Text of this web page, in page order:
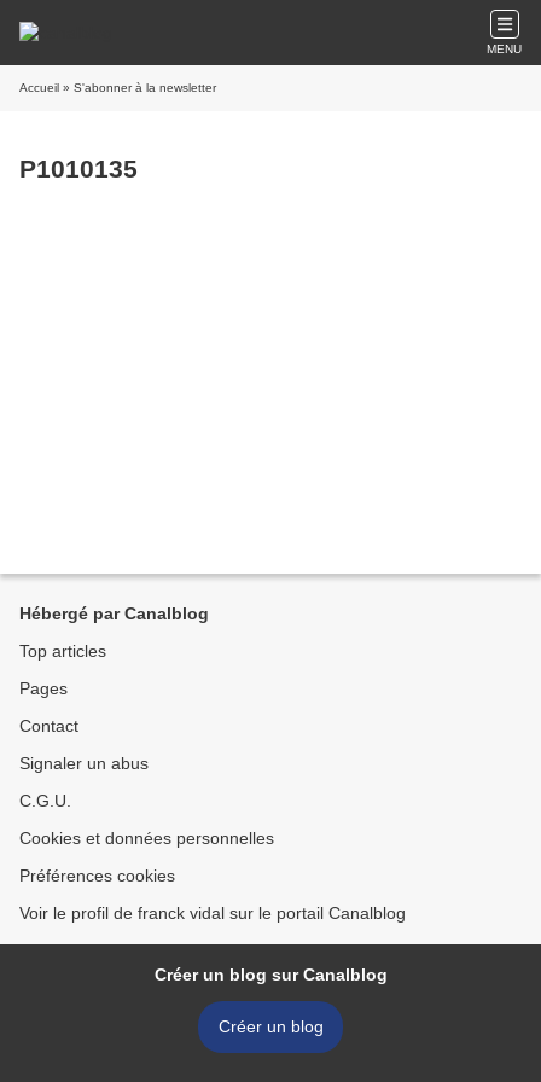
MENU
Accueil » S'abonner à la newsletter
P1010135
Hébergé par Canalblog
Top articles
Pages
Contact
Signaler un abus
C.G.U.
Cookies et données personnelles
Préférences cookies
Voir le profil de franck vidal sur le portail Canalblog
Créer un blog sur Canalblog
Créer un blog